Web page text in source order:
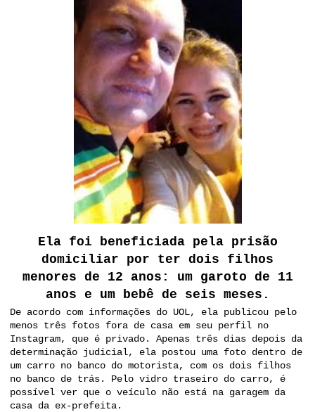
Ela foi beneficiada pela prisão
domiciliar por ter dois filhos
menores de 12 anos: um garoto de 11
anos e um bebê de seis meses.
De acordo com informações do UOL, ela publicou pelo
menos três fotos fora de casa em seu perfil no
Instagram, que é privado. Apenas três dias depois da
determinação judicial, ela postou uma foto dentro de
um carro no banco do motorista, com os dois filhos
no banco de trás. Pelo vidro traseiro do carro, é
possível ver que o veículo não está na garagem da
casa da ex-prefeita.